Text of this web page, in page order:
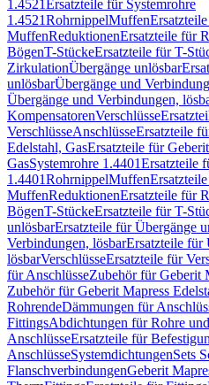
1.4521Ersatzteile für Systemrohre
1.4521RohrnippelMuffen
MuffenReduktionenErsatzteile für
BögenT-StückeErsatzteile für T-
ZirkulationÜbergänge unlösbar
unlösbarÜbergänge und
Übergänge und Verbindungen,
KompensatorenVerschlüsse
VerschlüsseAnschlüsseErsatzteile
Edelstahl, GasErsatzteile für
GasSystemrohre 1.4401Ersatzteile
1.4401RohrnippelMuffen
MuffenReduktionenErsatzteile für
BögenT-StückeErsatzteile für T-
unlösbarErsatzteile für Übergänge
Verbindungen, lösbarErsatzteile für
lösbarVerschlüsseErsatzteile für
für AnschlüsseZubehör für Geberit
Zubehör für Geberit Mapress
RohrendeDämmungen für
FittingsAbdichtungen für Rohre
AnschlüsseErsatzteile für
AnschlüsseSystemdichtungenSets
FlanschverbindungenGeberit